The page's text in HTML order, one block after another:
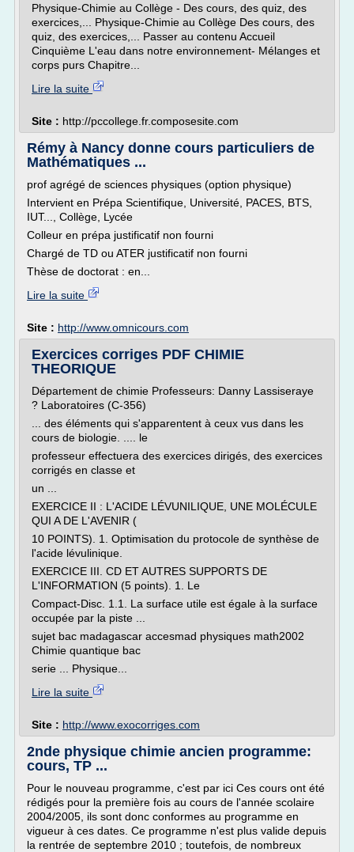
Physique-Chimie au Collège - Des cours, des quiz, des
exercices,... Physique-Chimie au Collège Des cours, des
quiz, des exercices,... Passer au contenu Accueil
Cinquième L'eau dans notre environnement- Mélanges et
corps purs Chapitre...
Lire la suite
Site : http://pccollege.fr.composesite.com
Rémy à Nancy donne cours particuliers de
Mathématiques ...
prof agrégé de sciences physiques (option physique)
Intervient en Prépa Scientifique, Université, PACES, BTS,
IUT..., Collège, Lycée
Colleur en prépa justificatif non fourni
Chargé de TD ou ATER justificatif non fourni
Thèse de doctorat : en...
Lire la suite
Site : http://www.omnicours.com
Exercices corriges PDF CHIMIE
THEORIQUE
Département de chimie Professeurs: Danny Lassiseraye
? Laboratoires (C-356)
... des éléments qui s'apparentent à ceux vus dans les
cours de biologie. .... le
professeur effectuera des exercices dirigés, des exercices
corrigés en classe et
un ...
EXERCICE II : L'ACIDE LÉVUNILIQUE, UNE MOLÉCULE
QUI A DE L'AVENIR (
10 POINTS). 1. Optimisation du protocole de synthèse de
l'acide lévulinique.
EXERCICE III. CD ET AUTRES SUPPORTS DE
L'INFORMATION (5 points). 1. Le
Compact-Disc. 1.1. La surface utile est égale à la surface
occupée par la piste ...
sujet bac madagascar accesmad physiques math2002
Chimie quantique bac
serie ... Physique...
Lire la suite
Site : http://www.exocorriges.com
2nde physique chimie ancien programme:
cours, TP ...
Pour le nouveau programme, c'est par ici Ces cours ont été
rédigés pour la première fois au cours de l'année scolaire
2004/2005, ils sont donc conformes au programme en
vigueur à ces dates. Ce programme n'est plus valide depuis
la rentrée de septembre 2010 ; toutefois, de nombreux